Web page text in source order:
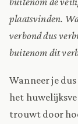
plaatsvinden.
verbond dus
buitenom dit
Wanneer je
het
trouwt door